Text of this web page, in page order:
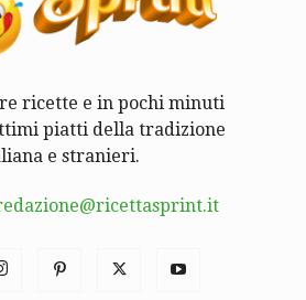
ricette e in pochi minuti
piatti della tradizione
e stranieri.